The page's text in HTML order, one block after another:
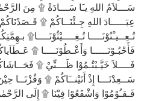
سَـــلاَمُ اللهِ يـَا سَـــادَةْ ۩ مِنَ
عِبَـــــادَ اللهِ جِـئْنَــاكُمْ ۩
تُـعِــيـْنُوْنَــــا تُـغِــــيْثُوْنَــــا۩
فَأَحْبُـوْنَـــــا وَأَعْـطُوْنَــــا ۩
فَــــلاَ خَيَّـبْتُـمُوْا ظَـــنِّيْ ۩
سَــعِدْنَـــا إِذْ أَتَيْنــَاكُمْ ۩ وَفُزْنَــا
فَـقـُوْمُوْا وَاشْفَعُوْا فِيْنَا ۩ إِلَى